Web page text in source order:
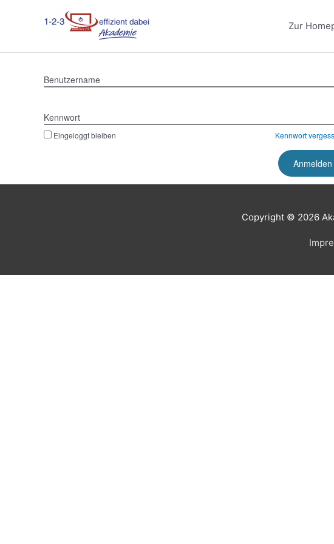
Zur
Benutzername
Kennwort
Eingeloggt bleiben Kennwort
Copyright © 2026